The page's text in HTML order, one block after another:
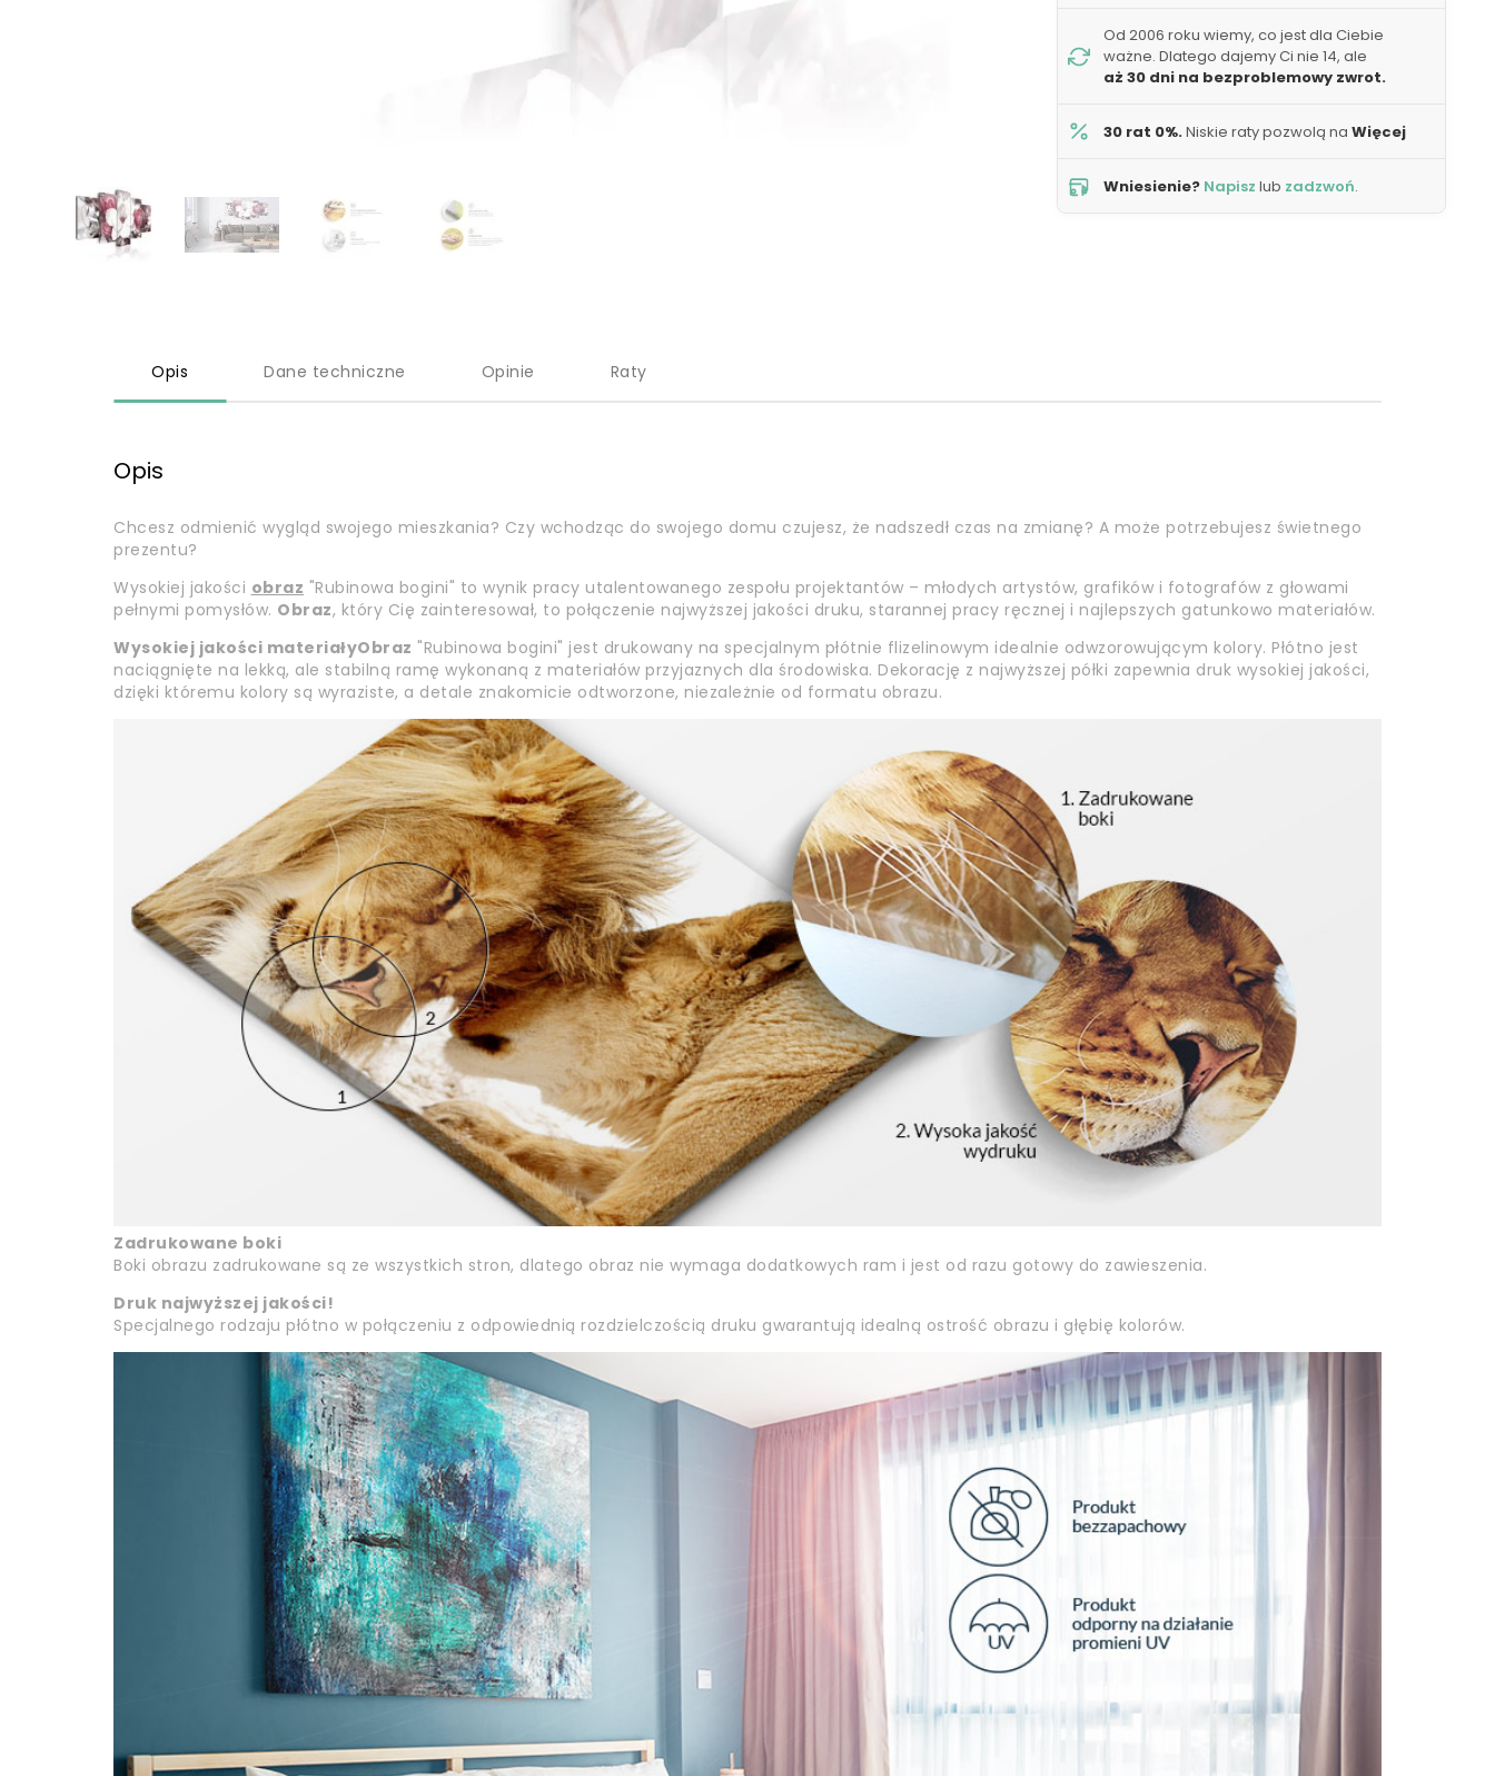
Od 2006 roku wiemy, co jest dla Ciebie
ważne. Dlatego dajemy Ci nie 14, ale
aż 30 dni na bezproblemowy zwrot.
30 rat 0%.Niskie raty pozwolą na Więcej
Wniesienie? Napisz lub zadzwoń.
Opis Dane techniczne Opinie Raty
Opis
Chcesz odmienić wygląd swojego mieszkania? Czy wchodząc do swojego domu czujesz, że nadszedł czas na zmianę? A może potrzebujesz świetnego
prezentu?
Wysokiej jakości obraz "Rubinowa bogini" to wynik pracy utalentowanego zespołu projektantów – młodych artystów, grafików i fotografów z głowami
pełnymi pomysłów. Obraz, który Cię zainteresował, to połączenie najwyższej jakości druku, starannej pracy ręcznej i najlepszych gatunkowo materiałów.
Wysokiej jakości materiałyObraz "Rubinowa bogini" jest drukowany na specjalnym płótnie flizelinowym idealnie odwzorowującym kolory. Płótno jest
naciągnięte na lekką, ale stabilną ramę wykonaną z materiałów przyjaznych dla środowiska. Dekorację z najwyższej półki zapewnia druk wysokiej jakości,
dzięki któremu kolory są wyraziste, a detale znakomicie odtworzone, niezależnie od formatu obrazu.
Zadrukowane boki
Boki obrazu zadrukowane są ze wszystkich stron, dlatego obraz nie wymaga dodatkowych ram i jest od razu gotowy do zawieszenia.
Druk najwyższej jakości!
Specjalnego rodzaju płótno w połączeniu z odpowiednią rozdzielczością druku gwarantują idealną ostrość obrazu i głębię kolorów.